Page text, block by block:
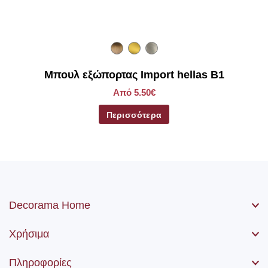
Μπουλ εξώπορτας Import hellas B1
Από 5.50€
Περισσότερα
Decorama Home
Χρήσιμα
Πληροφορίες